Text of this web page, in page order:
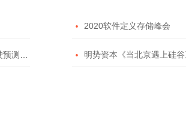
 2020软件定义存储峰会
战赛  明势资本《当北京遇上硅谷》系列